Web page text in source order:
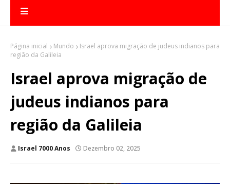
Página inicial Mundo
Israel aprova migração de judeus indianos para
região da Galileia
Israel aprova migração de
judeus indianos para
região da Galileia
Israel 7000 Anos Dezembro 02, 2025